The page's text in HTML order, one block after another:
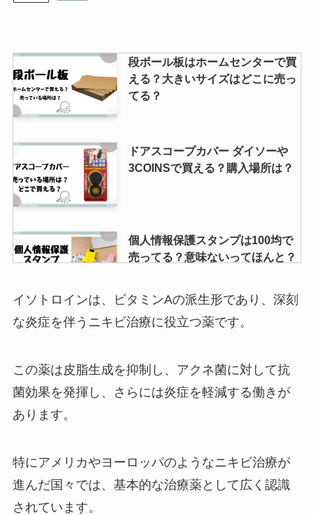
段ボール板はホームセンターで買
える？大きいサイズはどこに売っ
てる？
ドアスコープカバー ダイソーや
3COINSで買える？購入場所は？
個人情報保護スタンプは100均で
売ってる？意味ないってほんと？
ディオールのコットンは生産終
うには？
イソトロインは、ビタミンAの派生形であり、深刻
な炎症を伴うニキビ治療に役立つ薬です。
この薬は皮脂生成を抑制し、アクネ菌に対して抗
菌効果を発揮し、さらには炎症を軽減する働きが
あります。
特にアメリカやヨーロッパのようなニキビ治療が
進んだ国々では、基本的な治療薬として広く認識
されています。